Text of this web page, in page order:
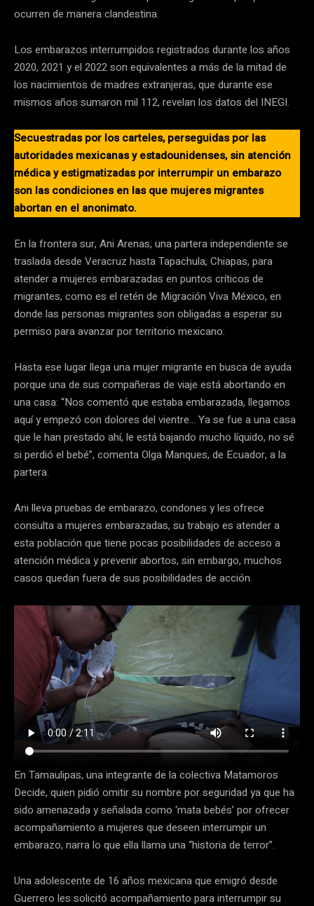
ocurren de manera clandestina.
Los embarazos interrumpidos registrados durante los años
2020, 2021 y el 2022 son equivalentes a más de la mitad de
los nacimientos de madres extranjeras, que durante ese
mismos años sumaron mil 112, revelan los datos del INEGI.
Secuestradas por los carteles, perseguidas por las
autoridades mexicanas y estadounidenses, sin atención
médica y estigmatizadas por interrumpir un embarazo
son las condiciones en las que mujeres migrantes
abortan en el anonimato.
En la frontera sur, Ani Arenas, una partera independiente se
traslada desde Veracruz hasta Tapachula, Chiapas, para
atender a mujeres embarazadas en puntos críticos de
migrantes, como es el retén de Migración Viva México, en
donde las personas migrantes son obligadas a esperar su
permiso para avanzar por territorio mexicano.
Hasta ese lugar llega una mujer migrante en busca de ayuda
porque una de sus compañeras de viaje está abortando en
una casa: “Nos comentó que estaba embarazada, llegamos
aquí y empezó con dolores del vientre… Ya se fue a una casa
que le han prestado ahí, le está bajando mucho líquido, no sé
si perdió el bebé”, comenta Olga Manques, de Ecuador, a la
partera.
Ani lleva pruebas de embarazo, condones y les ofrece
consulta a mujeres embarazadas, su trabajo es atender a
esta población que tiene pocas posibilidades de acceso a
atención médica y prevenir abortos, sin embargo, muchos
casos quedan fuera de sus posibilidades de acción.
En Tamaulipas, una integrante de la colectiva Matamoros
Decide, quien pidió omitir su nombre por seguridad ya que ha
sido amenazada y señalada como ‘mata bebés’ por ofrecer
acompañamiento a mujeres que deseen interrumpir un
embarazo, narra lo que ella llama una “historia de terror”.
Una adolescente de 16 años mexicana que emigró desde
Guerrero les solicitó acompañamiento para interrumpir su